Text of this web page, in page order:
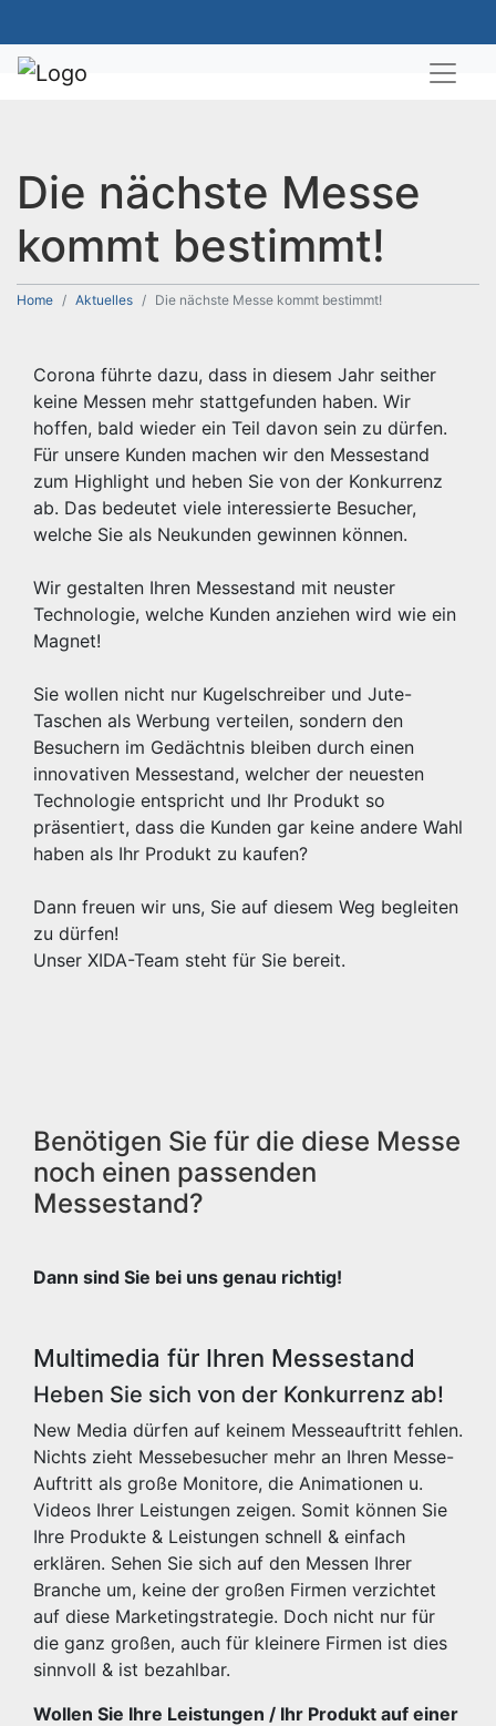
Die nächste Messe
kommt bestimmt!
Home Aktuelles Die nächste Messe kommt bestimmt!
Corona führte dazu, dass in diesem Jahr seither
keine Messen mehr stattgefunden haben. Wir
hoffen, bald wieder ein Teil davon sein zu dürfen.
Für unsere Kunden machen wir den Messestand
zum Highlight und heben Sie von der Konkurrenz
ab. Das bedeutet viele interessierte Besucher,
welche Sie als Neukunden gewinnen können.
Wir gestalten Ihren Messestand mit neuster
Technologie, welche Kunden anziehen wird wie ein
Magnet!
Sie wollen nicht nur Kugelschreiber und Jute-
Taschen als Werbung verteilen, sondern den
Besuchern im Gedächtnis bleiben durch einen
innovativen Messestand, welcher der neuesten
Technologie entspricht und Ihr Produkt so
präsentiert, dass die Kunden gar keine andere Wahl
haben als Ihr Produkt zu kaufen?
Dann freuen wir uns, Sie auf diesem Weg begleiten
zu dürfen!
Unser XIDA-Team steht für Sie bereit.
Benötigen Sie für die diese Messe
noch einen passenden
Messestand?
Dann sind Sie bei uns genau richtig!
Multimedia für Ihren Messestand
Heben Sie sich von der Konkurrenz ab!
New Media dürfen auf keinem Messeauftritt fehlen.
Nichts zieht Messebesucher mehr an Ihren Messe-
Auftritt als große Monitore, die Animationen u.
Videos Ihrer Leistungen zeigen. Somit können Sie
Ihre Produkte & Leistungen schnell & einfach
erklären. Sehen Sie sich auf den Messen Ihrer
Branche um, keine der großen Firmen verzichtet
auf diese Marketingstrategie. Doch nicht nur für
die ganz großen, auch für kleinere Firmen ist dies
sinnvoll & ist bezahlbar.
Wollen Sie Ihre Leistungen / Ihr Produkt auf einer